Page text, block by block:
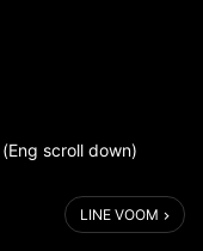
scroll down)
ลล่ามาร็อค รีสอร์ท ได้มี
ชื้อ ภายในห้องพัก และ
LINE VOOM